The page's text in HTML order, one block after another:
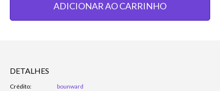
ADICIONAR AO CARRINHO
DETALHES
Crédito:
bounward